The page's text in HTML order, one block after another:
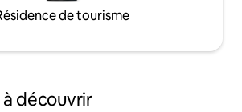
de tourisme
découvrir